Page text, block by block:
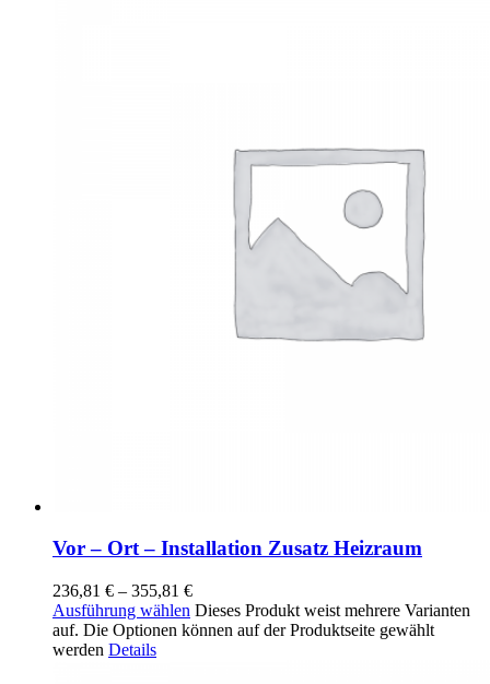
Vor – Ort – Installation Zusatz Heizraum
236,81 € – 355,81 €
Ausführung wählen Dieses Produkt weist mehrere Varianten
auf. Die Optionen können auf der Produktseite gewählt
werden Details